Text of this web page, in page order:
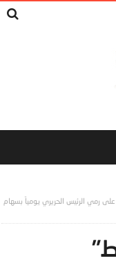
رمي الرئيس الحريري يومياً بسهام